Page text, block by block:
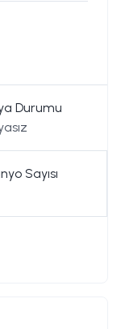
Durumu
Sayısı